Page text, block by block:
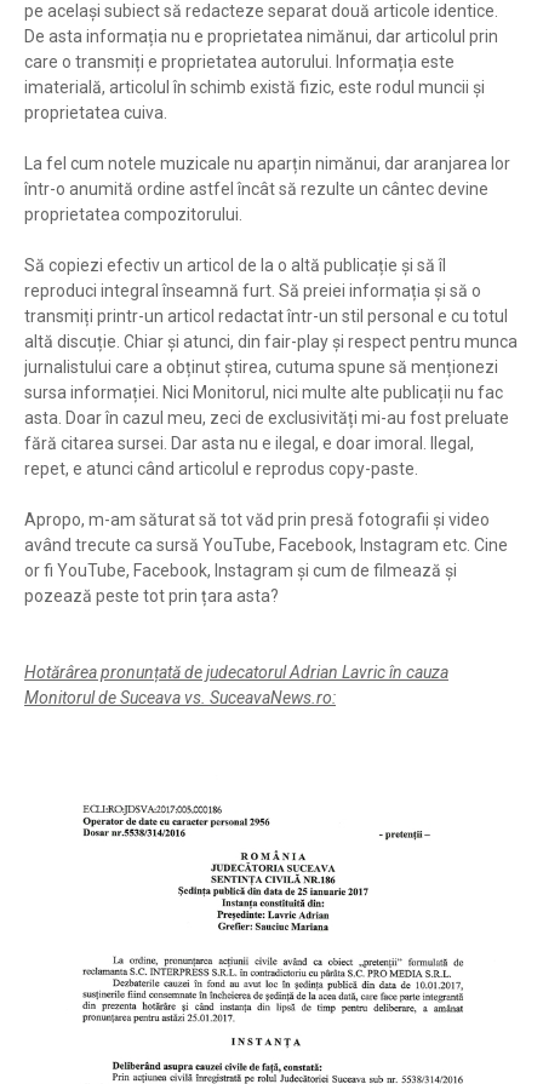
pe același subiect să redacteze separat două articole identice.
De asta informația nu e proprietatea nimănui, dar articolul prin
care o transmiți e proprietatea autorului. Informația este
imaterială, articolul în schimb există fizic, este rodul muncii și
proprietatea cuiva.
La fel cum notele muzicale nu aparțin nimănui, dar aranjarea lor
într-o anumită ordine astfel încât să rezulte un cântec devine
proprietatea compozitorului.
Să copiezi efectiv un articol de la o altă publicație și să îl
reproduci integral înseamnă furt. Să preiei informația și să o
transmiți printr-un articol redactat într-un stil personal e cu totul
altă discuție. Chiar și atunci, din fair-play și respect pentru munca
jurnalistului care a obținut știrea, cutuma spune să menționezi
sursa informației. Nici Monitorul, nici multe alte publicații nu fac
asta. Doar în cazul meu, zeci de exclusivități mi-au fost preluate
fără citarea sursei. Dar asta nu e ilegal, e doar imoral. Ilegal,
repet, e atunci când articolul e reprodus copy-paste.
Apropo, m-am săturat să tot văd prin presă fotografii și video
având trecute ca sursă YouTube, Facebook, Instagram etc. Cine
or fi YouTube, Facebook, Instagram și cum de filmează și
pozează peste tot prin țara asta?
Hotărârea pronunțată de judecatorul Adrian Lavric în cauza
Monitorul de Suceava vs. SuceavaNews.ro: